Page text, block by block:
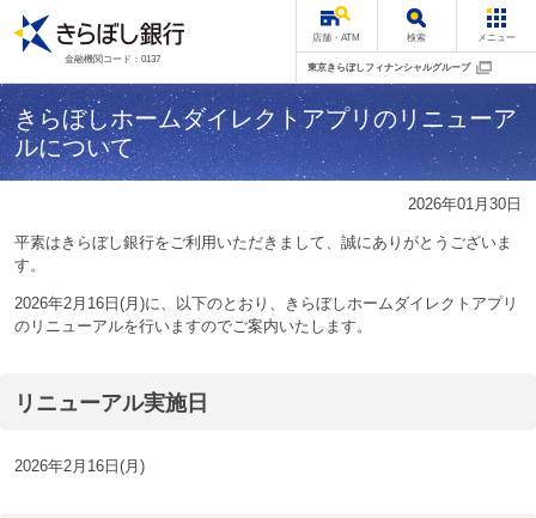
金融機関コード：0137
店舗・ATM 検索 メニュー
東京きらぼしフィナンシャルグループ
きらぼしホームダイレクトアプリのリニューア
ルについて
2026年01月30日
平素はきらぼし銀行をご利用いただきまして、誠にありがとうございま
す。
2026年2月16日(月)に、以下のとおり、きらぼしホームダイレクトアプリ
のリニューアルを行いますのでご案内いたします。
リニューアル実施日
2026年2月16日(月)